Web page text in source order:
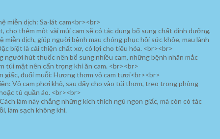
miễn dịch: Sa-lát cam<br><br>
cho thêm một vài múi cam sẽ có tác dụng bổ sung chất dinh dưỡng,
miễn dịch, giúp người bệnh mau chóng phục hồi sức khỏe, mau lành
biệt là cải thiện chất xơ, có lợi cho tiêu hóa. <br><br>
người hút thuốc nên bổ sung nhiều cam, những bệnh nhân mắc
túi mật nên cẩn trọng khi ăn cam. <br><br>
giấc, đuổi muỗi: Hương thơm vỏ cam tươi<br><br>
Vỏ cam phơi khô, sau đấy cho vào túi thơm, treo trong phòng
tủ quần áo. <br><br>
làm này chẳng những kích thích ngủ ngon giấc, mà còn có tác
làm sạch không khí.